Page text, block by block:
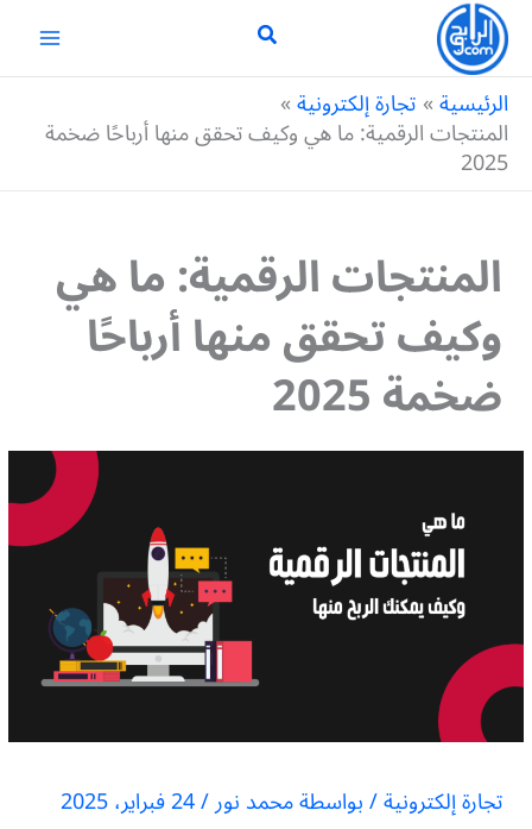
تخطي
المحتوى
الرئيسية تجارة إلكترونية
المنتجات الرقمية: ما هي وكيف تحقق منها أرباحًا ضخمة
2025
المنتجات الرقمية: ما هي
وكيف تحقق منها أرباحًا
ضخمة 2025
تجارة إلكترونية/ بواسطةمحمد نور/24 فبراير، 2025